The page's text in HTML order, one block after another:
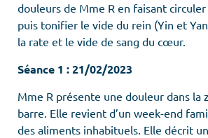
douleurs de Mme R en faisant
puis tonifier le vide du rein (Yin et
la rate et le vide de sang du cœur.
Séance 1 : 21/02/2023
Mme R présente une douleur dans la
barre. Elle revient d’un week-end
des aliments inhabituels. Elle décrit